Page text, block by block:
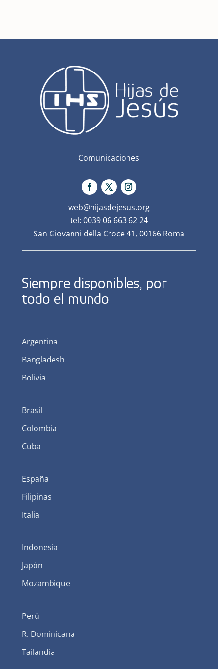
Comunicaciones
web@hijasdejesus.org
tel: 0039 06 663 62 24
San Giovanni della Croce 41, 00166 Roma
Siempre disponibles, por
todo el mundo
Argentina
Bangladesh
Bolivia
Brasil
Colombia
Cuba
España
Filipinas
Italia
Indonesia
Japón
Mozambique
Perú
R. Dominicana
Tailandia